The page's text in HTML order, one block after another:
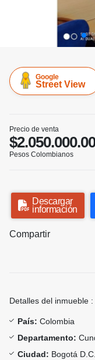
Google
Street View
Precio de venta
Pesos Colombianos
Descargar
información
Compartir
Detalles del inmueble :
País: Colombia
Departamento:
Ciudad: Bogotá D.C.